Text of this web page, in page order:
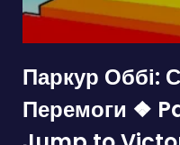
Паркур Оббі:
Перемоги ❖